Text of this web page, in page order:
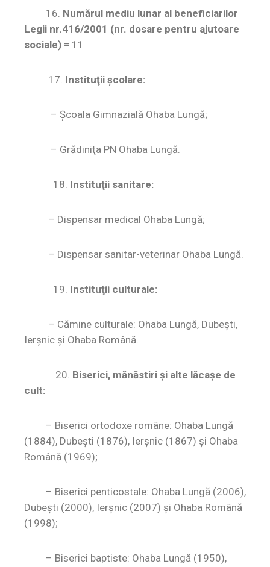
16. Numărul mediu lunar al beneficiarilor
Legii nr.416/2001 (nr. dosare pentru ajutoare
sociale) = 11
17. Instituţii şcolare:
– Şcoala Gimnazială Ohaba Lungă;
– Grădiniţa PN Ohaba Lungă.
18. Instituţii sanitare:
– Dispensar medical Ohaba Lungă;
– Dispensar sanitar-veterinar Ohaba Lungă.
19. Instituţii culturale:
– Cămine culturale: Ohaba Lungă, Dubeşti,
Ierşnic şi Ohaba Română.
20. Biserici, mănăstiri şi alte lăcaşe de
cult:
– Biserici ortodoxe române: Ohaba Lungă
(1884), Dubeşti (1876), Ierşnic (1867) şi Ohaba
Română (1969);
– Biserici penticostale: Ohaba Lungă (2006),
Dubeşti (2000), Ierşnic (2007) şi Ohaba Română
(1998);
– Biserici baptiste: Ohaba Lungă (1950),